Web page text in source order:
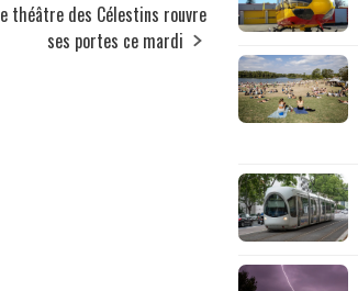
théâtre des Célestins rouvre
ses portes ce mardi